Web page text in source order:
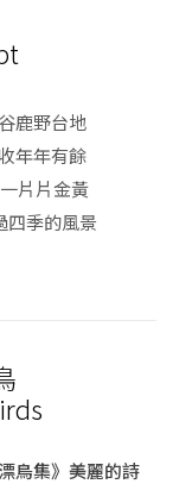
鹿野台地
年年有餘
片片金黃
四季的風景
鳥集》美麗的詩